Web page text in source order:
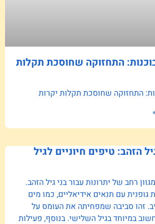
התחזוקה שחוסכת תקלות
התחזוקה שחוסכת תקלות יקרות
הזהב: טיפים חיוניים לגיל
רחב של יתרונות עבור בני גיל הזהב.
עם תנאים אידיאליים, כמו מים
זהו סביבה שמפחיתה את העומס על
במיוחד בגיל השלישי. בנוסף, פעילות